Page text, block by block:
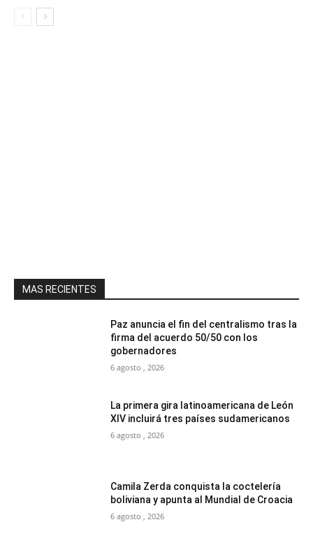
MAS RECIENTES
Paz anuncia el fin del centralismo tras la
firma del acuerdo 50/50 con los
gobernadores
6 agosto , 2026
La primera gira latinoamericana de León
XIV incluirá tres países sudamericanos
6 agosto , 2026
Camila Zerda conquista la coctelería
boliviana y apunta al Mundial de Croacia
6 agosto , 2026